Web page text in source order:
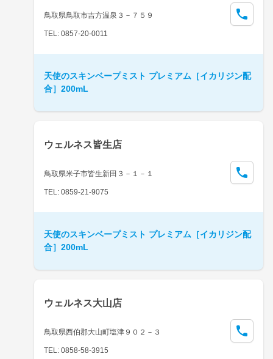
鳥取県鳥取市吉方温泉３－７５９
TEL: 0857-20-0011
天使のスキンベープミスト プレミアム［イカリジン配
合］200mL
ウェルネス皆生店
鳥取県米子市皆生新田３－１－１
TEL: 0859-21-9075
天使のスキンベープミスト プレミアム［イカリジン配
合］200mL
ウェルネス大山店
鳥取県西伯郡大山町塩津９０２－３
TEL: 0858-58-3915